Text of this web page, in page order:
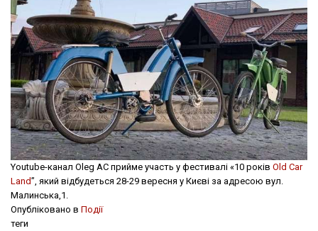
Youtube-канал Oleg AC прийме участь у фестивалі «10 років Old Car
Land”, який відбудеться 28-29 вересня у Києві за адресою вул.
Малинська,1.
Опубліковано в Події
теги